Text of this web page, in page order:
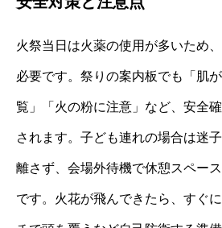
火祭当日は火薬の使用が多いため
必要です。祭りの案内板でも「肌
覧」「火の粉に注意」など、安全
されます。子ども連れの場合は迷
離さず、会場外待機で休憩スペー
です。火花が飛んできたら、すぐ